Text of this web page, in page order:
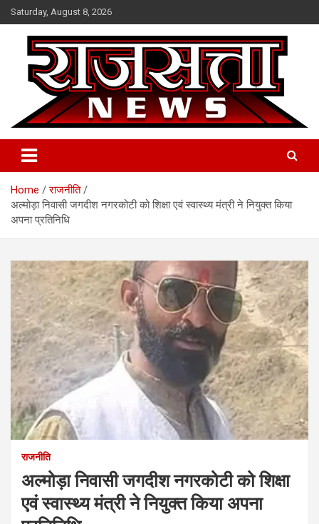
Skip
to
content
Saturday, August 8, 2026
Raj Satta News
Home
राजनीति
अल्मोड़ा निवासी जगदीश नगरकोटी को शिक्षा एवं स्वास्थ्य मंत्री ने नियुक्त किया
अपना प्रतिनिधि
राजनीति
अल्मोड़ा निवासी जगदीश नगरकोटी को शिक्षा
एवं स्वास्थ्य मंत्री ने नियुक्त किया अपना